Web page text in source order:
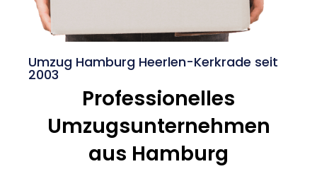
Umzug Hamburg Heerlen-Kerkrade seit
2003
Professionelles
Umzugsunternehmen
aus Hamburg